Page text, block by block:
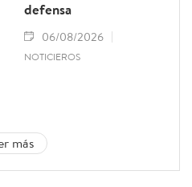
defensa
06/08/2026
NOTICIEROS
más